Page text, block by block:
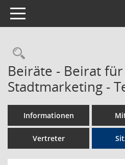
Toggle navigation
Rechercheauswahl
Beiräte - Beirat
Stadtmarketing -
Informationen
Vertreter